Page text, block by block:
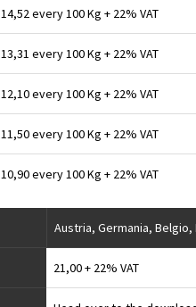
14,52 every 100 Kg + 22% VAT
13,31 every 100 Kg + 22% VAT
12,10 every 100 Kg + 22% VAT
11,50 every 100 Kg + 22% VAT
10,90 every 100 Kg + 22% VAT
Austria, Germania,
21,00 + 22% VAT